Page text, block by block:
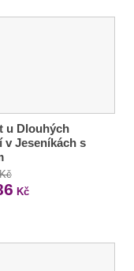
u Dlouhých
v Jeseníkách s
Kč